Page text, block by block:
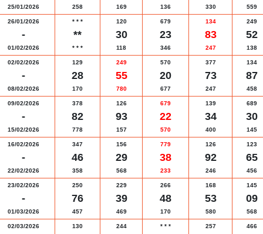
25/01/2026 258 169 136 330 559
26/01/2026
-
01/02/2026
* * *
**
* * *
120
30
118
679
23
346
134
83
247
249
52
138
02/02/2026
-
08/02/2026
129
28
170
249
55
780
570
20
677
377
73
247
134
87
458
09/02/2026
-
15/02/2026
378
82
778
126
93
157
679
22
570
139
34
400
689
30
145
16/02/2026
-
22/02/2026
347
46
358
156
29
568
779
38
233
126
92
246
123
65
456
23/02/2026
-
01/03/2026
250
76
457
229
39
469
266
48
170
168
53
580
145
09
568
02/03/2026 130 244 * * * 257 466